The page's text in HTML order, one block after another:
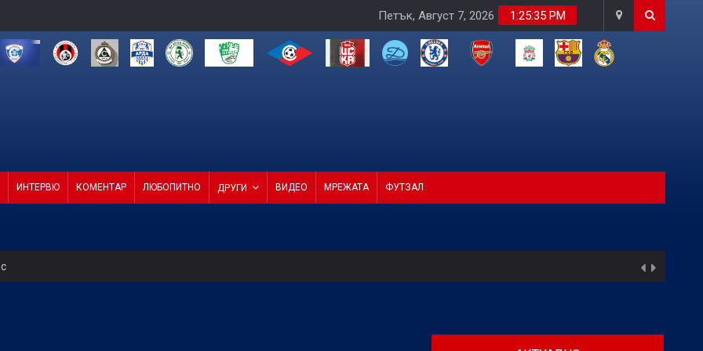
1:25:37 PM
Петък, Август 7, 2026
ИНТЕРВЮ КОМЕНТАР ЛЮБОПИТНО ДРУГИ ВИДЕО МРЕЖАТА ФУТЗАЛ
ход на Левски и срещу Локо (Пд)